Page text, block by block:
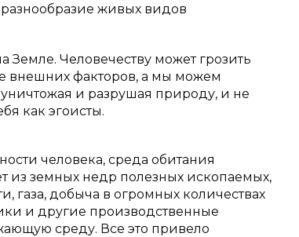
разнообразие живых видов
Человечеству может грозить
внешних факторов, а мы можем
и разрушая природу, и не
как эгоисты.
человека, среда обитания
из земных недр полезных ископаемых,
газа, добыча в огромных количествах
и другие производственные
среду. Все это привело